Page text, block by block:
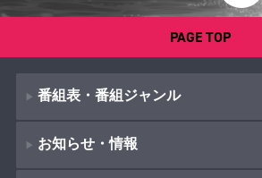
PAGE TOP
番組表・番組ジャンル
番組表
お知らせ・情報